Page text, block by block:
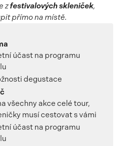
zfestivalových skleniček,
přímo na místě.
účast na programu
degustace
všechny akce celé tour,
musí cestovat s vámi
účast na programu